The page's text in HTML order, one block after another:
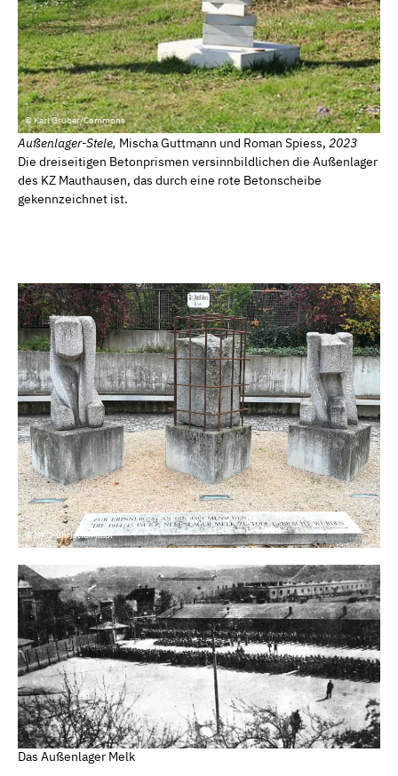
© Karl Gruber/Commons
Außenlager-Stele, Mischa Guttmann und Roman Spiess, 2023
Die dreiseitigen Betonprismen versinnbildlichen die Außenlager
des KZ Mauthausen, das durch eine rote Betonscheibe
gekennzeichnet ist.
© MKO-Christian Rabl
Das Außenlager Melk